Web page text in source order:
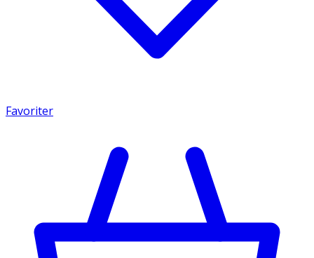
Favoriter